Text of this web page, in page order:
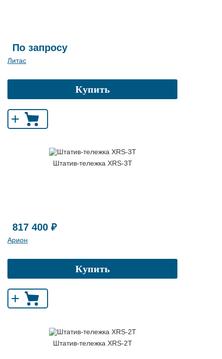
По запросу
Литас
Купить
+
Штатив-тележка XRS-3T
817 400 ₽
Арион
Купить
+
Штатив-тележка XRS-2T